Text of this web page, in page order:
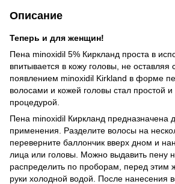
Описание
Теперь и для женщин!
Пена minoxidil 5% Киркланд проста в
впитывается в кожу головы, не оставляя
появлением minoxidil Kirkland в форме
волосами и кожей головы стал простой
процедурой.
Пена minoxidil Киркланд предназначена
применения. Разделите волосы на
переверните баллончик вверх дном и
лица или головы. Можно выдавить пену
распределить по проборам, перед этим
руки холодной водой. После нанесения